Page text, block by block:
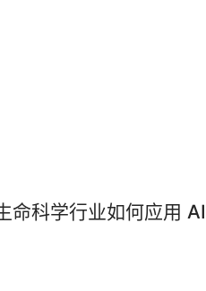
科学行业如何应用 AI